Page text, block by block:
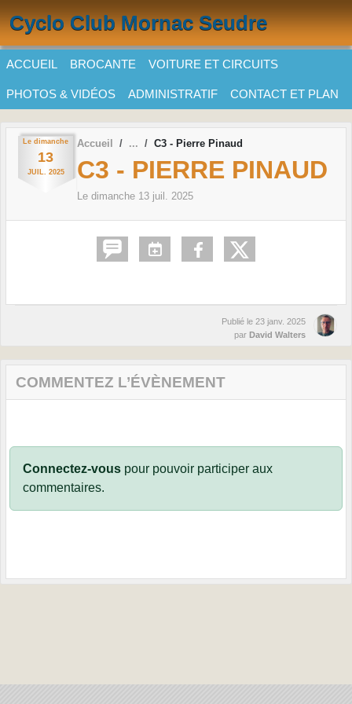
Cyclo Club Mornac Seudre
ACCUEIL BROCANTE VOITURE ET CIRCUITS
PHOTOS & VIDÉOS ADMINISTRATIF CONTACT ET PLAN
Le dimanche
13
JUIL. 2025
Accueil C3 - Pierre Pinaud
C3 - PIERRE PINAUD
Le dimanche 13 juil. 2025
Publié le 23 janv. 2025
par David Walters
COMMENTEZ L’ÉVÈNEMENT
Connectez-vous pour pouvoir participer aux
commentaires.